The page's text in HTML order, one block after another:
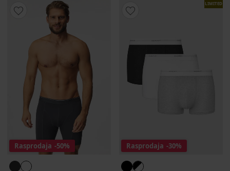
Rasprodaja -50%
LIMITED
Rasprodaja -30%